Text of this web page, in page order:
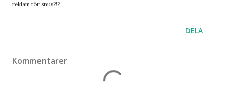
reklam för snus?!?
DELA
Kommentarer